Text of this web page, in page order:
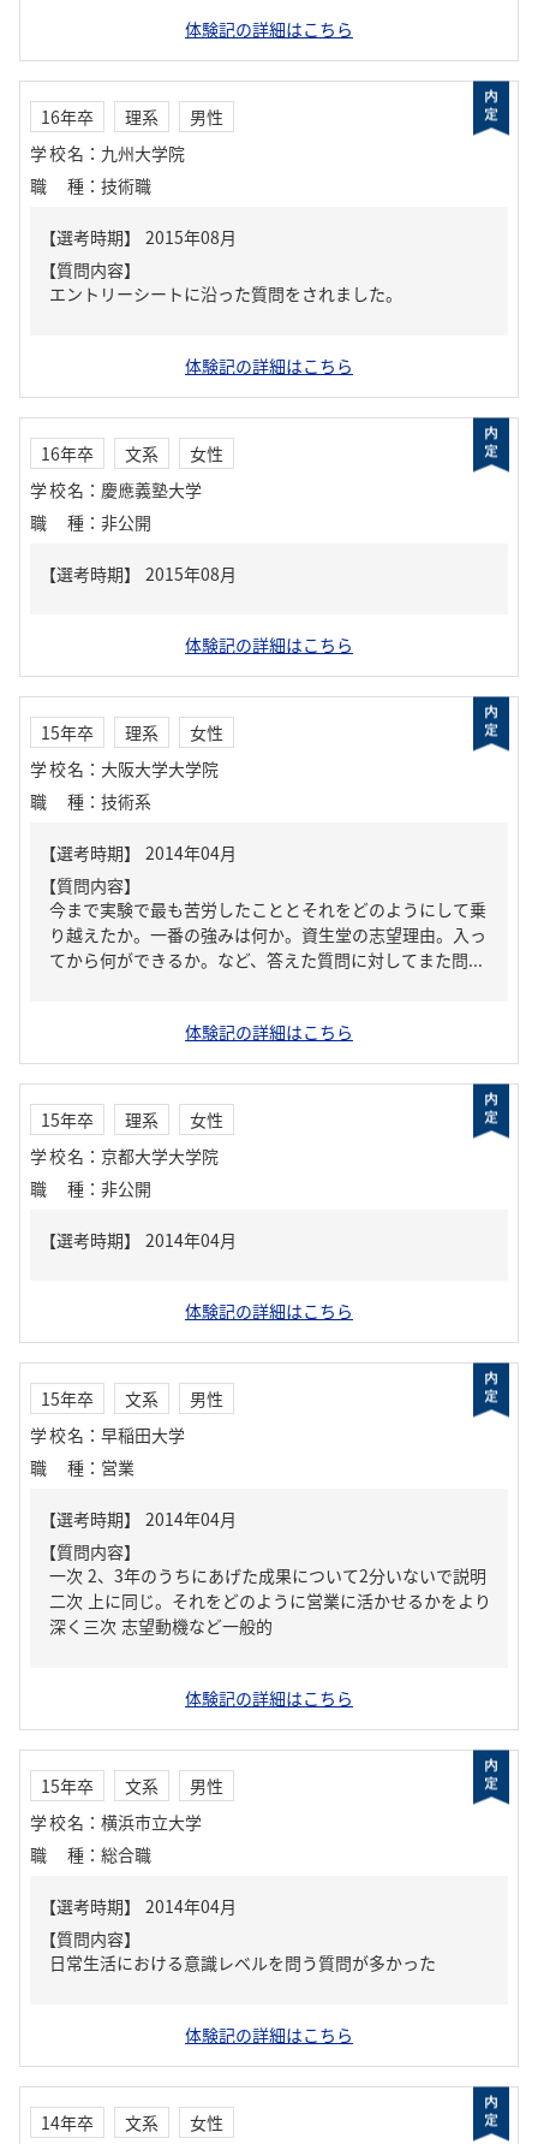
体験記の詳細はこちら
16年卒 理系
男性
学校名 ： 九州大学院
職種 ： 技術職
【質問内容】
エントリーシートに沿った質問をされました。
体験記の詳細はこちら
16年卒 文系
女性
学校名 ： 慶應義塾大学
職種 ： 非公開
体験記の詳細はこちら
15年卒 理系
女性
学校名 ： 大阪大学大学院
職種 ： 技術系
【質問内容】
今まで実験で最も苦労したこととそれをどのようにして乗
り越えたか。一番の強みは何か。資生堂の志望理由。入っ
てから何ができるか。など、答えた質問に対してまた問...
体験記の詳細はこちら
15年卒 理系
女性
学校名 ： 京都大学大学院
職種 ： 非公開
体験記の詳細はこちら
15年卒 文系
男性
学校名 ： 早稲田大学
職種 ： 営業
【質問内容】
一次 2、3年のうちにあげた成果について2分いないで説明
二次 上に同じ。それをどのように営業に活かせるかをより
深く三次 志望動機など一般的
体験記の詳細はこちら
15年卒 文系
男性
学校名 ： 横浜市立大学
職種 ： 総合職
【質問内容】
日常生活における意識レベルを問う質問が多かった
体験記の詳細はこちら
14年卒 文系
女性